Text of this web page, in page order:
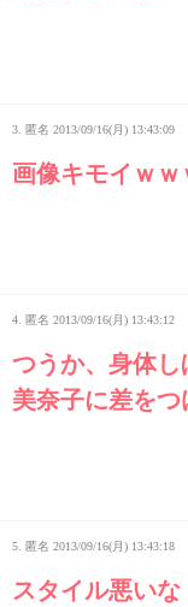
3. 匿名 2013/09/16(月) 13:43:09
画像キモイｗｗ
4. 匿名 2013/09/16(月) 13:43:12
つうか、身体し
美奈子に差を
5. 匿名 2013/09/16(月) 13:43:18
スタイル悪いな